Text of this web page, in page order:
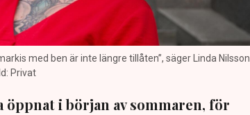
med ben är inte längre tillåten”, säger Linda Nilsson
Privat
i början av sommaren, för